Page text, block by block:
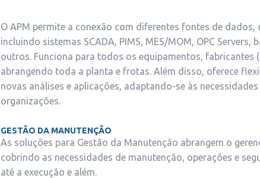
O APM permite a conexão com diferentes fontes de dados,
incluindo sistemas SCADA, PIMS, MES/MOM, OPC
outros. Funciona para todos os equipamentos, fabricantes
abrangendo toda a planta e frotas. Além disso, oferece
novas análises e aplicações, adaptando-se às
organizações.
GESTÃO DA MANUTENÇÃO
As soluções para Gestão da Manutenção abrangem o
cobrindo as necessidades de manutenção, operações e
até a execução e além.